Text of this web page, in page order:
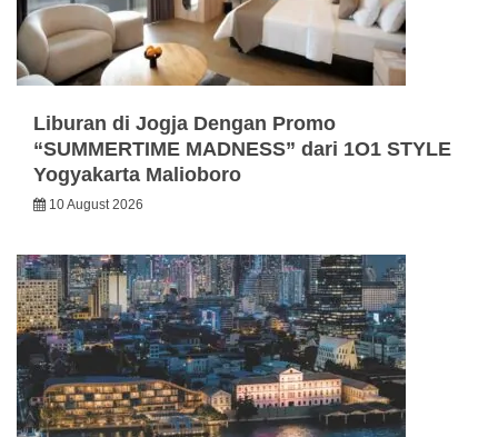
Liburan di Jogja Dengan Promo
“SUMMERTIME MADNESS” dari 1O1 STYLE
Yogyakarta Malioboro
10 August 2026